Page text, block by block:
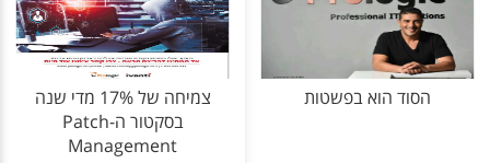
הסוד הוא בפשטות
צמיחה של 17% מדי שנה
בסקטור ה-Patch
Management